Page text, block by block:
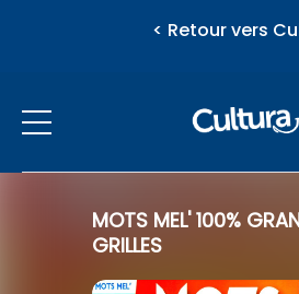
< Retour vers
eZily - Votre Kiosque numérique
MOTS MEL' 100%
GRILLES